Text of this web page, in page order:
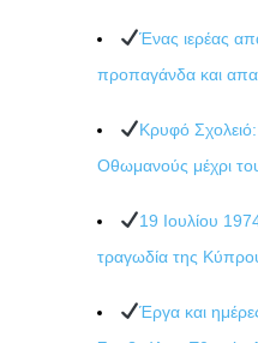
Ένας ιερέας
προπαγάνδα και
Κρυφό
Οθωμανούς μέχρι
19 Ιουλίου
τραγωδία της
Έργα και